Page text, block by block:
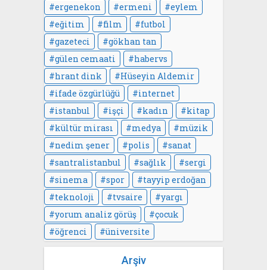
ergenekon
ermeni
eylem
eğitim
film
futbol
gazeteci
gökhan tan
gülen cemaati
habervs
hrant dink
Hüseyin Aldemir
ifade özgürlüğü
internet
istanbul
işçi kadın
kitap
kültür mirası
medya
müzik
nedim şener
polis
sanat
santralistanbul
sağlık
sergi
sinema
spor
tayyip erdoğan
teknoloji
tvsaire
yargı
yorum analiz görüş
çocuk
öğrenci
üniversite
Arşiv